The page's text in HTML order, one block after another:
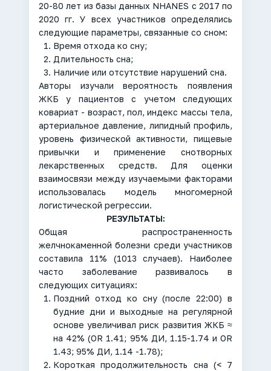
20-80 лет из базы данных NHANES с 2017 по
2020 гг. У всех участников определялись
следующие параметры, связанные со сном:
Время отхода ко сну;
Длительность сна;
Наличие или отсутствие нарушений сна.
Авторы изучали вероятность появления
ЖКБ у пациентов с учетом следующих
ковариат - возраст, пол, индекс массы тела,
артериальное давление, липидный профиль,
уровень физической активности, пищевые
привычки и применение снотворных
лекарственных средств. Для оценки
взаимосвязи между изучаемыми факторами
использовалась модель многомерной
логистической регрессии.
РЕЗУЛЬТАТЫ:
Общая распространенность
желчнокаменной болезни среди участников
составила 11% (1013 случаев). Наиболее
часто заболевание развивалось в
следующих ситуациях:
Поздний отход ко сну (после 22:00) в
будние дни и выходные на регулярной
основе увеличивал риск развития ЖКБ ≈
на 42% (OR 1.41; 95% ДИ, 1.15-1.74 и OR
1.43; 95% ДИ, 1.14 -1.78);
Короткая продолжительность сна (< 7